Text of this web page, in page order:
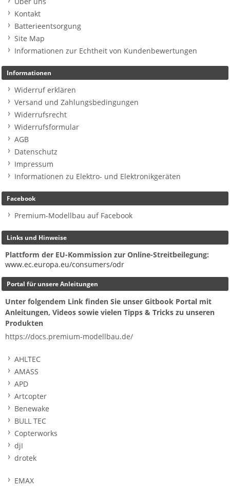
Kontakt
Batterieentsorgung
Site Map
Informationen zur Echtheit von Kundenbewertungen
Informationen
Widerruf erklären
Versand und Zahlungsbedingungen
Widerrufsrecht
Widerrufsformular
AGB
Datenschutz
Impressum
Informationen zu Elektro- und Elektronikgeräten
Facebook
Premium-Modellbau auf Facebook
Links und Hinweise
Plattform der EU-Kommission zur Online-Streitbeilegung:
www.ec.europa.eu/consumers/odr
Portal für unsere Anleitungen
Unter folgendem Link finden Sie unser Gitbook Portal mit
Anleitungen, Videos sowie vielen Tipps & Tricks zu unseren
Produkten
https://docs.premium-modellbau.de/
AHLTEC
AMASS
APD
Artcopter
Benewake
BULL TEC
Copterworks
djI
drotek
EMAX